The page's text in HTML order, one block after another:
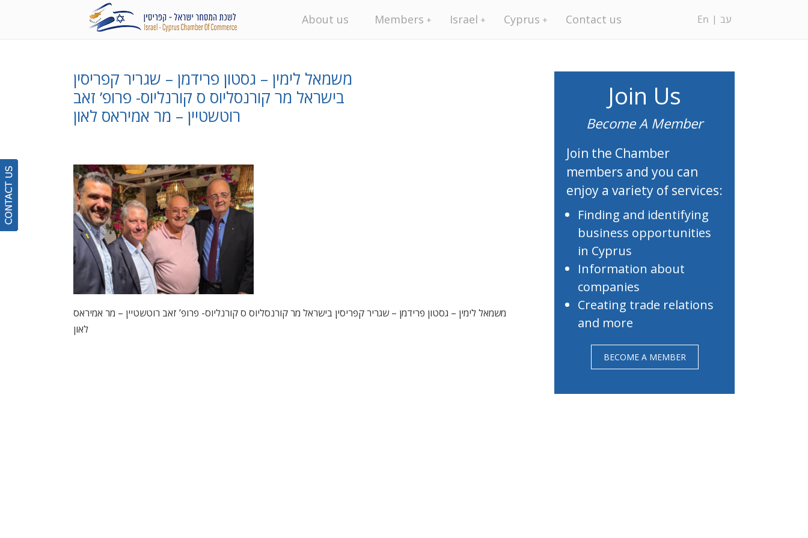
En עב About us Members Israel Cyprus Contact us
משמאל לימין – גסטון פרידמן – שגריר קפריסין
בישראל מר קורנסליוס ס קורנליוס- פרופ’ זאב
רוטשטיין – מר אמיראס לאון
משמאל לימין – גסטון פרידמן – שגריר קפריסין בישראל מר קורנסליוס ס קורנליוס- פרופ’ זאב רוטשטיין – מר אמיראס
לאון
Join Us
Become A Member
Join the Chamber
members and you can
enjoy a variety of services:
Finding and identifying
business opportunities
in Cyprus
Information about
companies
Creating trade relations
and more
BECOME A MEMBER